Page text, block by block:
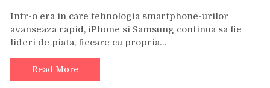
Intr-o era in care tehnologia smartphone-urilor
avanseaza rapid, iPhone si Samsung continua sa fie
lideri de piata, fiecare cu propria…
Read More